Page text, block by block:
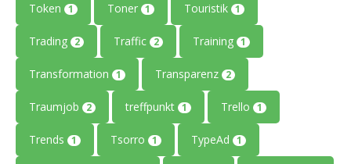
Token 1 Toner 1 Touristik 1
Trading 2 Traffic 2 Training 1
Transformation 1 Transparenz 2
Traumjob 2 treffpunkt 1 Trello 1
Trends 1 Tsorro 1 TypeAd 1